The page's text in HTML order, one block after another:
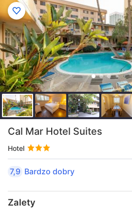
Cal Mar Hotel Suites
Hotel
7,9 Bardzo dobry
Zalety